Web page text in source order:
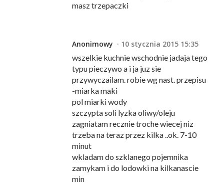
masz trzepaczki
Anonimowy
10 stycznia 2015 15:35
wszelkie kuchnie wschodnie jadaja tego
typu pieczywo a i ja juz sie
przywyczailam. robie wg nast. przepisu
-miarka maki
pol miarki wody
szczypta soli lyzka oliwy/oleju
zagniatam recznie troche wiecej niz
trzeba na teraz przez kilka ..ok. 7-10
minut
wkladam do szklanego pojemnika
zamykam i do lodowki na kilkanascie
min